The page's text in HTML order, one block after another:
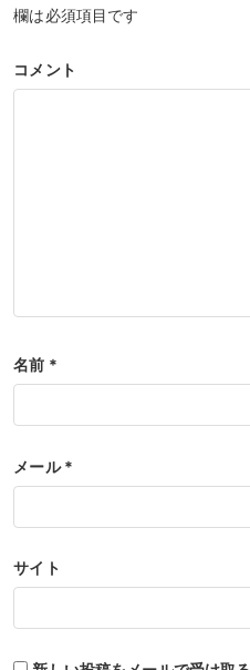
欄は必須項目です
コメント
名前 *
メール*
サイト